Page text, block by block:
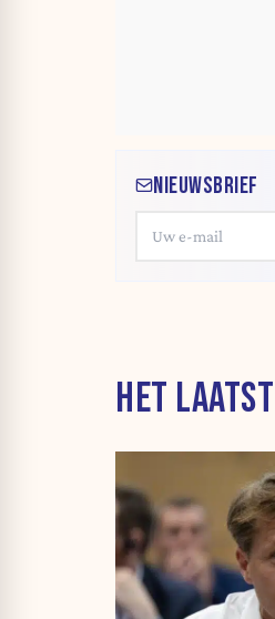
NIEUWSBRIEF
HET